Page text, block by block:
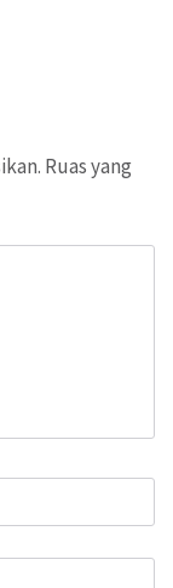
Ruas yang